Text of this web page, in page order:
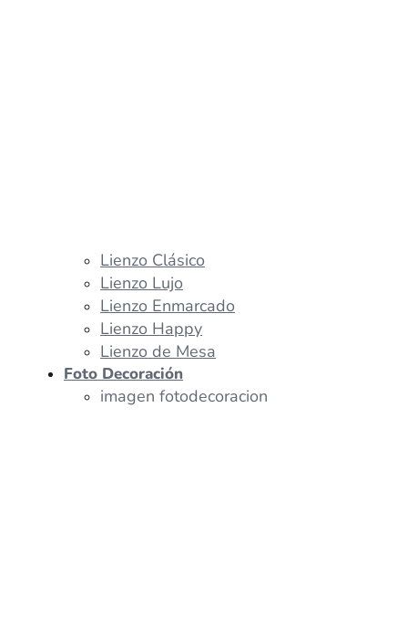
Lienzo Clásico
Lienzo Lujo
Lienzo Enmarcado
Lienzo Happy
Lienzo de Mesa
Foto Decoración
imagen fotodecoracion